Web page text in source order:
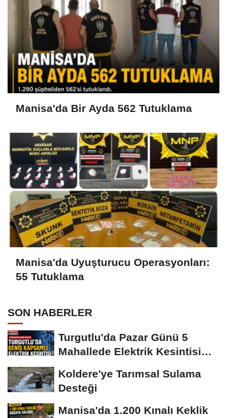
Manisa'da Bir Ayda 562 Tutuklama
Manisa'da Uyuşturucu Operasyonları:
55 Tutuklama
SON HABERLER
Turgutlu'da Pazar Günü 5
Mahallede Elektrik Kesintisi
Koldere'ye Tarımsal Sulama
Desteği
Manisa'da 1.200 Kınalı Keklik